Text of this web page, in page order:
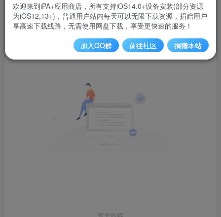
发布 0 排序
欢迎来到iPA+应用商店，所有支持iOS14.0+设备安装(部分资源
为iOS12,13+)，普通用户站内每天可以无限下载资源，捐赠用户
享高速下载线路，无需使用网盘下载，享受更快速的服务！
加入QQ群 前往社区 捐赠本站